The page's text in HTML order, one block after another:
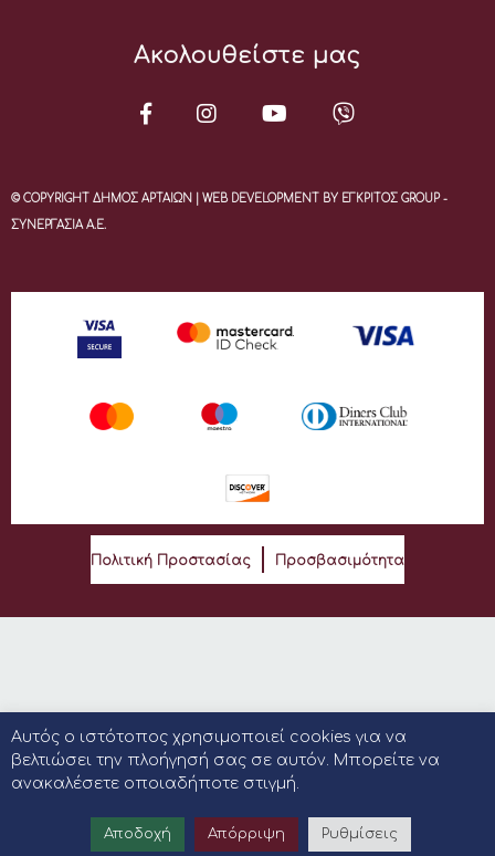
του Δήμου,
κουπόνι
Ακολουθείστε μας
© COPYRIGHT ΔΗΜΟΣ ΑΡΤΑΙΩΝ | WEB DEVELOPMENT BY ΕΓΚΡΙΤΟΣ GROUP -
ΣΥΝΕΡΓΑΣΙΑ Α.Ε.
Πολιτική Προστασίας Προσβασιμότητα
Αυτός ο ιστότοπος χρησιμοποιεί cookies για να
βελτιώσει την πλοήγησή σας σε αυτόν. Μπορείτε να
ανακαλέσετε οποιαδήποτε στιγμή.
Αποδοχή Απόρριψη Ρυθμίσεις